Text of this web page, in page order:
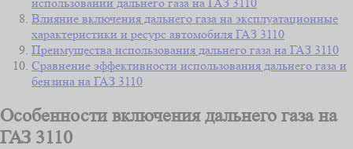
Влияние включения дальнего газа на эксплуатационные
характеристики и ресурс автомобиля ГАЗ 3110
Преимущества использования дальнего газа на ГАЗ 3110
Сравнение эффективности использования дальнего газа и
бензина на ГАЗ 3110
Особенности включения дальнего газа на
ГАЗ 3110